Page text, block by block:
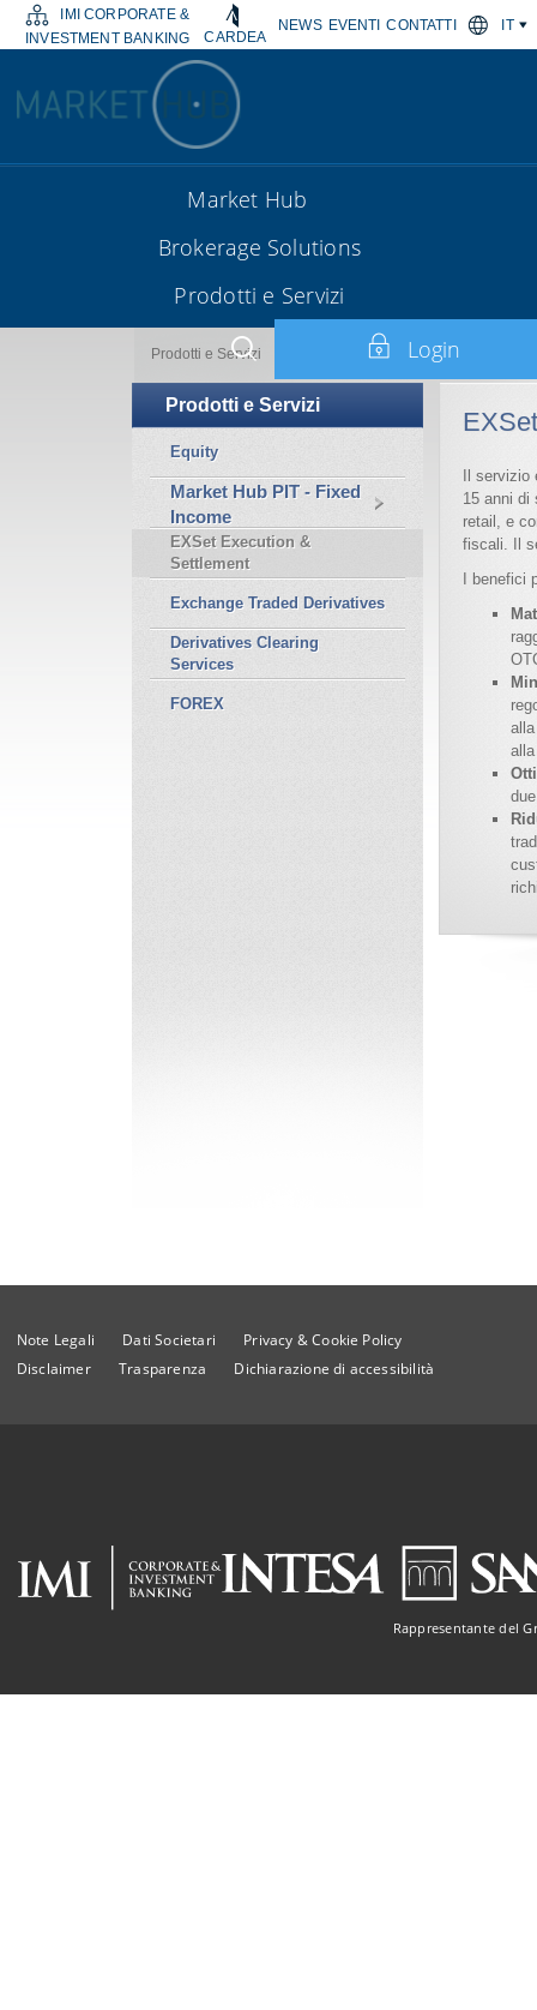
IMI CORPORATE &
INVESTMENT BANKING
CARDEA
NEWS EVENTI CONTATTI IT
Market Hub
Brokerage Solutions
Prodotti e Servizi
Login
Prodotti e Servizi EXSet Execution & Settlement
Prodotti e Servizi
Equity
Market Hub PIT - Fixed
Income
EXSet Execution &
Settlement
Exchange Traded Derivatives
Derivatives Clearing
Services
FOREX
Il
15 anni di
retail, e
fiscali. Il
I
Note Legali Dati Societari
Privacy & Cookie Policy
Disclaimer
Trasparenza Dichiarazione di accessibilità
Rappresentante del